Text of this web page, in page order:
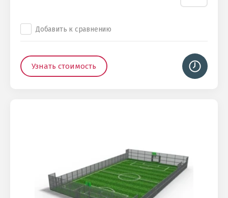
Добавить к сравнению
Узнать стоимость